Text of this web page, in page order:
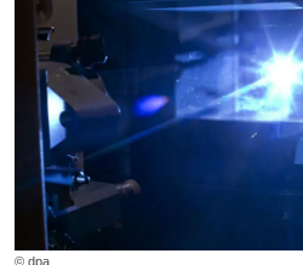
© dpa